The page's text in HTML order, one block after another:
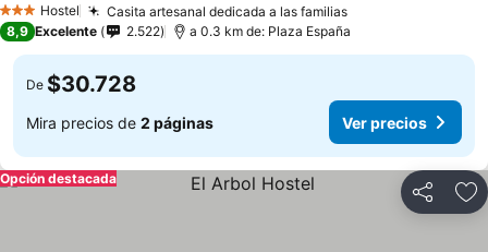
3 EstrellasHostel Casita artesanal dedicada a las familias
8,9 Excelente 2.522 a 0.3 km de: Plaza España
De $30.728
Mira precios de 2 páginas Ver precios
Compartir
Opción destacada